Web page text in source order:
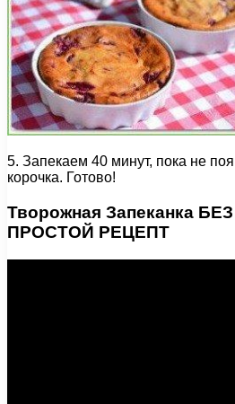
5. Запекаем 40 минут, пока не
корочка. Готово!
Творожная Запеканка
ПРОСТОЙ РЕЦЕПТ